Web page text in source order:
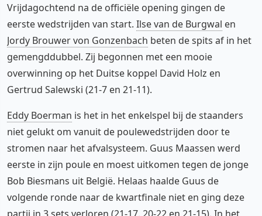
Vrijdagochtend na de officiële opening gingen de
eerste wedstrijden van start. Ilse van de Burgwal en
Jordy Brouwer von Gonzenbach beten de spits af in het
gemengddubbel. Zij begonnen met een mooie
overwinning op het Duitse koppel David Holz en
Gertrud Salewski (21-7 en 21-11).
Eddy Boerman is het in het enkelspel bij de staanders
niet gelukt om vanuit de poulewedstrijden door te
stromen naar het afvalsysteem. Guus Maassen werd
eerste in zijn poule en moest uitkomen tegen de jonge
Bob Biesmans uit België. Helaas haalde Guus de
volgende ronde naar de kwartfinale niet en ging deze